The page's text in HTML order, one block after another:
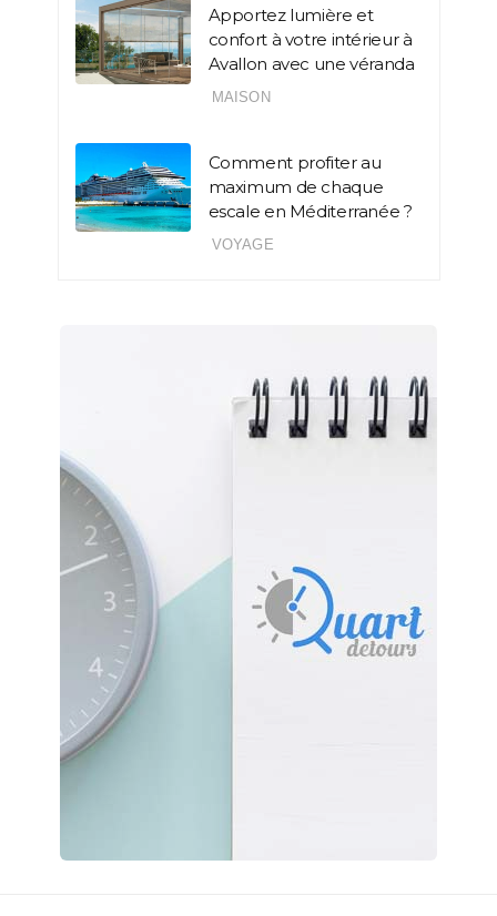
Apportez lumière et
confort à votre intérieur à
Avallon avec une véranda
MAISON
Comment profiter au
maximum de chaque
escale en Méditerranée ?
VOYAGE